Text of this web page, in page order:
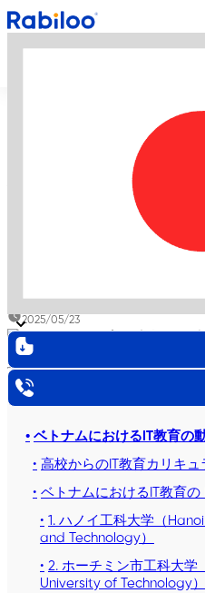
デジタルリ
IT教育の実態｜国家戦略が生
ベトナムIT教
国家戦略が生
ニア人材の競
2026/02/24
2025/05/23
目次
ベトナムにおけるIT教育の
高校からのIT教育カリキュ
ベトナムにおけるIT教育の
1. ハノイ工科大学（
and Technology）
2. ホーチミン市工科大学
University of Technology）